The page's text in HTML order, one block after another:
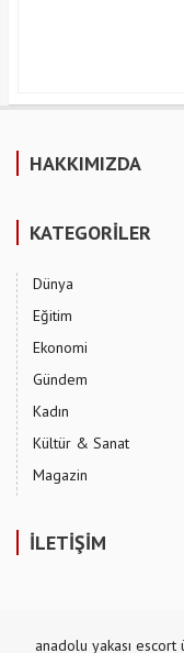
HAKKIMIZDA
KATEGORİLER
Dünya
Eğitim
Ekonomi
Gündem
Kadın
Kültür & Sanat
Magazin
İLETİŞİM
anadolu yakası escort